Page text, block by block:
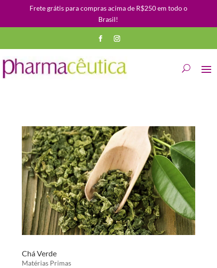
Frete grátis para compras acima de R$250 em todo o
Brasil!
Chá Verde
Matérias Primas